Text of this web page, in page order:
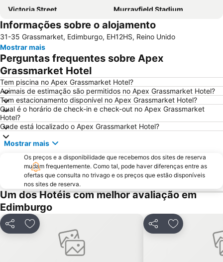
Victoria Street
Murrayfield Stadium
Grassmarket
Museu Nacional da Escócia
Galeria Nacional da Escócia
Leith
City Art Centre
The Royal Mile Gallery
St James Quarter
The Witchery by the Castle
Edinburgh Park
Scott Monument
Marchmont
Stockbridge
Greyfriars Kirk
Cowgate
Holyrood Park
Braid Hills
Portobello
Edinburgh Marathon Festival
University of Edinburgh
Edinburgh Dungeon
Rose Street
Dean Village
Royal Terrace Gardens
Royal Botanic Garden Edinburgh
Morningside
Ocean Terminal
Davidson's Mains
Informações sobre o alojamento
31-35 Grassmarket, Edimburgo, EH12HS, Reino Unido
Mostrar mais
Perguntas frequentes sobre Apex
Grassmarket Hotel
Tem piscina no Apex Grassmarket Hotel?
Animais de estimação são permitidos no Apex Grassmarket Hotel?
Tem estacionamento disponível no Apex Grassmarket Hotel?
Qual é o horário de check-in e check-out no Apex Grassmarket
Hotel?
Onde está localizado o Apex Grassmarket Hotel?
Mostrar mais
Os preços e a disponibilidade que recebemos dos sites de reserva
mudam frequentemente. Como tal, pode haver diferenças entre as
ofertas que consulta no trivago e os preços que estão disponíveis
nos sites de reserva.
Um dos Hotéis com melhor avaliação em
Edimburgo
PartilharAdicionar aos favoritos PartilharAdicionar